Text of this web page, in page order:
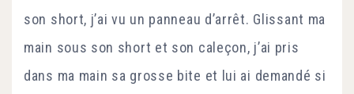
son short, j’ai vu un panneau d’arrêt. Glissant ma
main sous son short et son caleçon, j’ai pris
dans ma main sa grosse bite et lui ai demandé si